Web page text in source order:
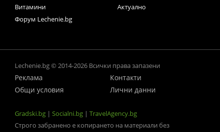
Витамини
Актуално
Форум Lechenie.bg
Lechenie.bg © 2014-2026 Всички права запазени
Реклама
Контакти
Общи условия
Лични данни
Gradski.bg | Socialni.bg | TravelAgency.bg
Строго забранено е копирането на материали без